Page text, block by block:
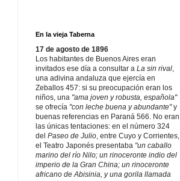
En la vieja Taberna
17 de agosto de 1896
Los habitantes de Buenos Aires eran
invitados ese día a consultar a La sin rival,
una adivina andaluza que ejercía en
Zeballos 457: si su preocupación eran los
niños, una "ama joven y robusta, española"
se ofrecía "con leche buena y abundante"y
buenas referencias en Paraná 566. No eran
las únicas tentaciones: en el número 324
del Paseo de Julio, entre Cuyo y Corrientes,
el Teatro Japonés presentaba "un caballo
marino del río Nilo; un rinoceronte indio del
imperio de la Gran China; un rinoceronte
africano de Abisinia, y una gorila llamada